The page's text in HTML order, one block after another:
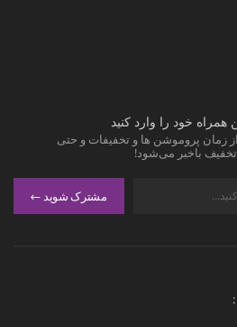
همراه خود را وارد کنید
زمان پروموشن ها و تخفیفات و حتی
باخبر می‌شود!
مشترک شوید